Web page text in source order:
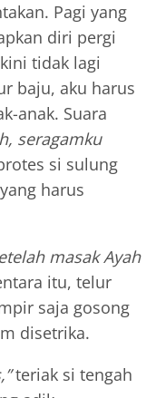
Pagi yang
diri pergi
tidak lagi
baju, aku harus
anak. Suara
seragamku
si sulung
harus
masak Ayah
itu, telur
saja gosong
disetrika.
teriak si tengah